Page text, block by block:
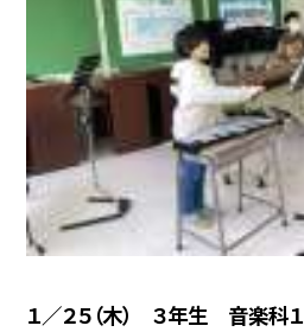
１／２５（木） ３年生 音楽科１